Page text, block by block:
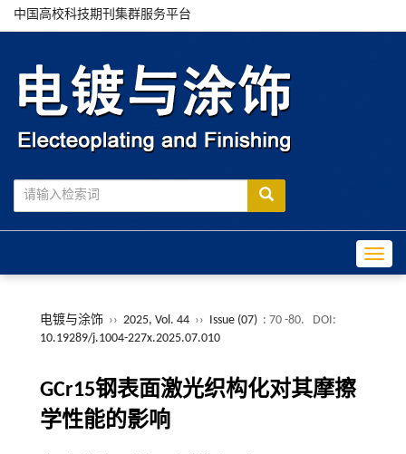
中国高校科技期刊集群服务平台
电镀与涂饰 ›› 2025, Vol. 44 ›› Issue (07) : 70 -80.
DOI:
10.19289/j.1004-227x.2025.07.010
GCr15钢表面激光织构化对其摩擦
学性能的影响